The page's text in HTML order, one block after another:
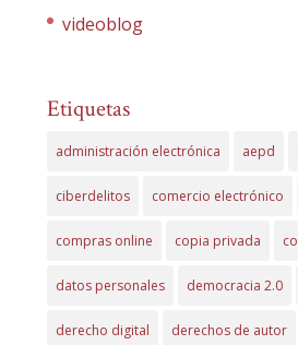
videoblog
Etiquetas
administración electrónica aepd
ciberdelitos comercio electrónico
compras online copia privada
datos personales democracia 2.0
derecho digital derechos de autor